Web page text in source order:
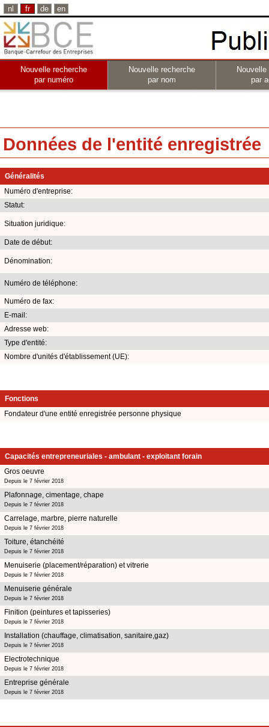
nl fr de en
Nouvelle recherche
par numéro
Nouvelle recherche
par nom
par
Données de l'entité enregistrée
Généralités
Numéro d'entreprise:
Statut:
Situation juridique:
Date de début:
Dénomination:
Numéro de téléphone:
Numéro de fax:
E-mail:
Adresse web:
Type d'entité:
Nombre d'unités d'établissement (UE):
Fonctions
Fondateur d'une entité enregistrée personne physique
Capacités entrepreneuriales - ambulant - exploitant forain
Gros oeuvre
Depuis le 7 février 2018
Plafonnage, cimentage, chape
Depuis le 7 février 2018
Carrelage, marbre, pierre naturelle
Depuis le 7 février 2018
Toiture, étanchéité
Depuis le 7 février 2018
Menuiserie (placement/réparation) et vitrerie
Depuis le 7 février 2018
Menuiserie générale
Depuis le 7 février 2018
Finition (peintures et tapisseries)
Depuis le 7 février 2018
Installation (chauffage, climatisation, sanitaire,gaz)
Depuis le 7 février 2018
Electrotechnique
Depuis le 7 février 2018
Entreprise générale
Depuis le 7 février 2018